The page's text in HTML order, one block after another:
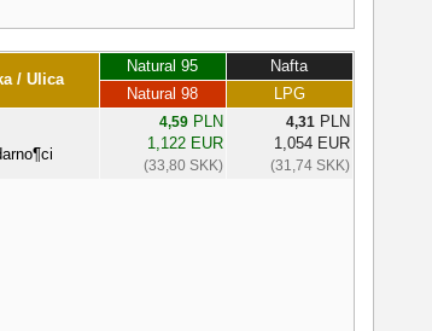
/ Ulica
Natural 95
Nafta
Natural 98
LPG
4,59PLN
1,122 EUR
(33,80 SKK)
4,31 PLN
1,054 EUR
(31,74 SKK)